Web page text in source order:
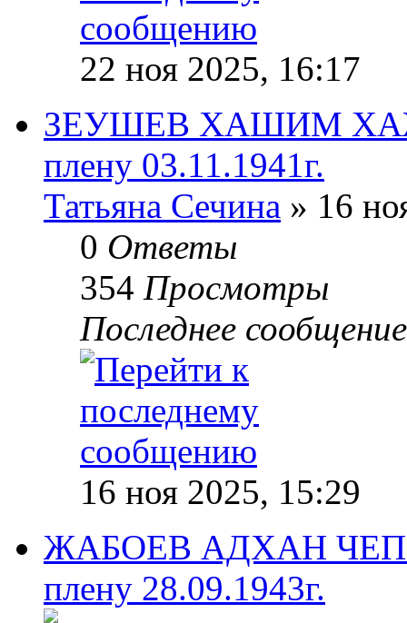
22 ноя 2025, 16:17
ЗЕУШЕВ ХАШИМ
плену 03.11.1941г.
Татьяна Сечина » 16
0 Ответы
354 Просмотры
Последнее
16 ноя 2025, 15:29
ЖАБОЕВ АДХАН
плену 28.09.1943г.